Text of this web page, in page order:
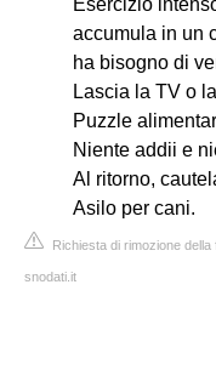
Esercizio
accumula in un
ha bisogno di
Lascia la TV o
Puzzle
Niente addii e
Al ritorno,
Asilo per cani.
Richiesta di rimozione della
snodati.it